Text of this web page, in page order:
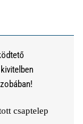
csaptelep